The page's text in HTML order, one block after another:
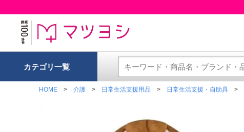
カテゴリ一覧
HOME 介護 日常生活支援用品 日常生活支援・自助具